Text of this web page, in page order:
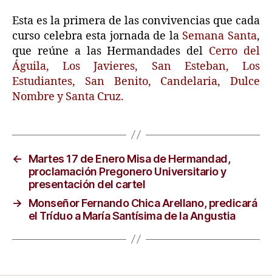
Esta es la primera de las convivencias que cada
curso celebra esta jornada de la Semana Santa,
que reúne a las Hermandades del Cerro del
Águila, Los Javieres, San Esteban, Los
Estudiantes, San Benito, Candelaria, Dulce
Nombre y Santa Cruz.
←
Martes 17 de Enero Misa de Hermandad,
proclamación Pregonero Universitario y
presentación del cartel
→
Monseñor Fernando Chica Arellano, predicará
el Tríduo a María Santísima de la Angustia